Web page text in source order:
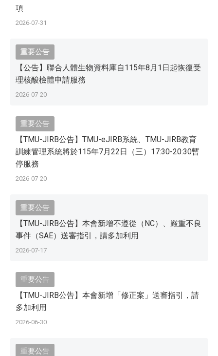
項
2026-07-31
重要公告
【公告】聯合人體生物資料庫自115年8月1日起恢復受
理核酸檢體申請服務
2026-07-20
重要公告
【TMU-JIRB公告】TMU-eJIRB系統、TMU-JIRB教育
訓練管理系統將於115年7月22日（三）17:30-20:30暫
停服務
2026-07-20
重要公告
【TMU-JIRB公告】本會新增不遵從（NC）、嚴重不良
事件（SAE）送審指引，請多加利用
2026-07-17
重要公告
【TMU-JIRB公告】本會新增「修正案」送審指引，請
多加利用
2026-06-30
重要公告